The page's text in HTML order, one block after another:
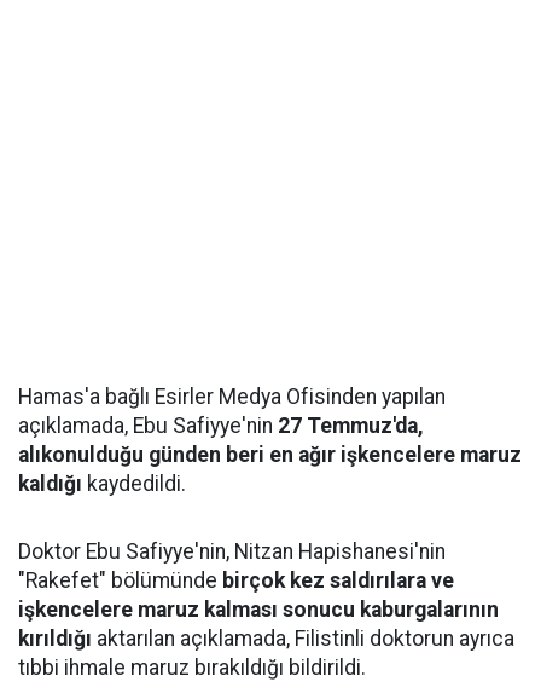
Hamas'a bağlı Esirler Medya Ofisinden yapılan
açıklamada, Ebu Safiyye'nin 27 Temmuz'da,
alıkonulduğu günden beri en ağır işkencelere maruz
kaldığı kaydedildi.
Doktor Ebu Safiyye'nin, Nitzan Hapishanesi'nin
"Rakefet" bölümünde birçok kez saldırılara ve
işkencelere maruz kalması sonucu kaburgalarının
kırıldığı aktarılan açıklamada, Filistinli doktorun ayrıca
tıbbi ihmale maruz bırakıldığı bildirildi.